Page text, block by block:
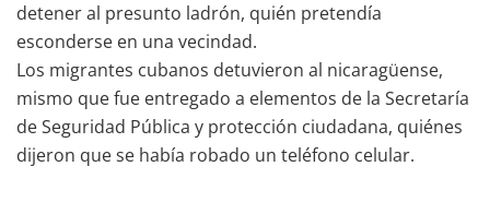
detener al presunto ladrón, quién pretendía
esconderse en una vecindad.
Los migrantes cubanos detuvieron al nicaragüense,
mismo que fue entregado a elementos de la Secretaría
de Seguridad Pública y protección ciudadana, quiénes
dijeron que se había robado un teléfono celular.